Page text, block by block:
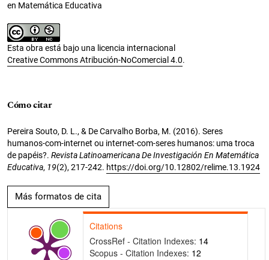
en Matemática Educativa
Esta obra está bajo una licencia internacional
Creative Commons Atribución-NoComercial 4.0.
Cómo citar
Pereira Souto, D. L., & De Carvalho Borba, M. (2016). Seres
humanos-com-internet ou internet-com-seres humanos: uma troca
de papéis?. Revista Latinoamericana De Investigación En Matemática
Educativa, 19(2), 217-242. https://doi.org/10.12802/relime.13.1924
Más formatos de cita
Citations
CrossRef - Citation Indexes: 14
Scopus - Citation Indexes: 12